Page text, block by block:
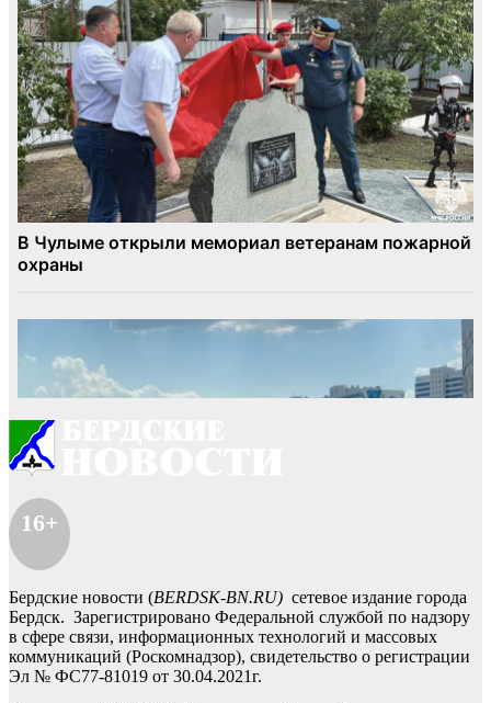
16+
Бердские новости (BERDSK-BN.RU) сетевое издание города
Бердск. Зарегистрировано Федеральной службой по надзору
в сфере связи, информационных технологий и массовых
коммуникаций (Роскомнадзор), свидетельство о регистрации
Эл № ФС77-81019 от 30.04.2021г.